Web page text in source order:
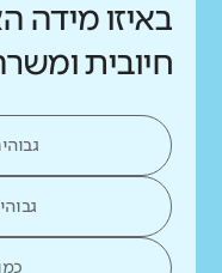
באיזו מידה
חיובית